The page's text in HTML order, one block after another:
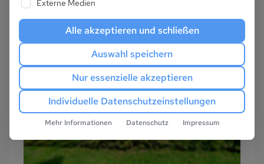
Externe Medien
Alle akzeptieren und schließen
Auswahl speichern
Nur essenzielle akzeptieren
Individuelle Datenschutzeinstellungen
Mehr Informationen Datenschutz Impressum